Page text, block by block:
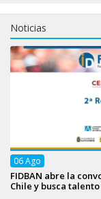
Noticias
06Ago
FIDBAN abre la
Chile y busca